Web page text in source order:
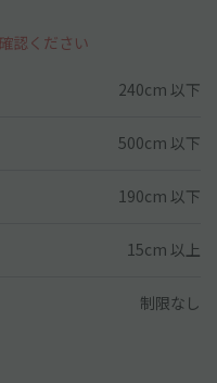
認ください
240cm 以下
500cm 以下
190cm 以下
15cm 以上
制限なし